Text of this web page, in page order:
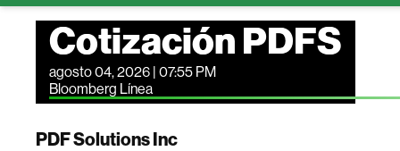
Cotización PDFS
agosto 04, 2026 | 07:55 PM
Bloomberg Línea
PDF Solutions Inc